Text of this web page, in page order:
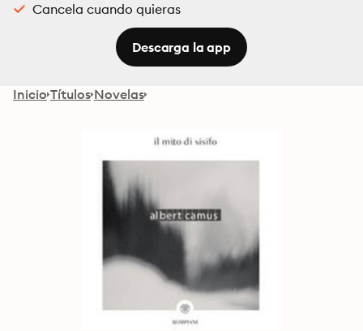
Cancela cuando quieras
Descarga la app
Inicio Títulos Novelas